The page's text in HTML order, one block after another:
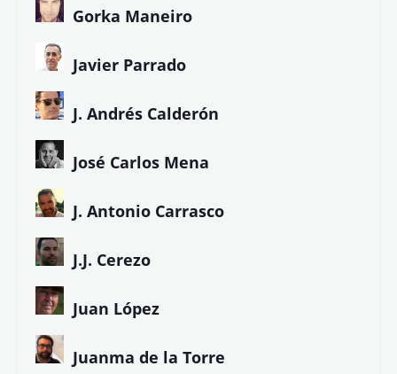
Gorka Maneiro
Javier Parrado
J. Andrés Calderón
José Carlos Mena
J. Antonio Carrasco
J.J. Cerezo
Juan López
Juanma de la Torre